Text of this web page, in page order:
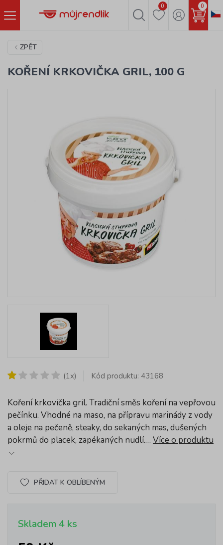
0 0
ZPĚT
KOŘENÍ KRKOVIČKA GRIL, 100 G
(1x) Kód produktu: 43168
Koření krkovička gril. Tradiční směs koření na vepřovou
pečínku. Vhodné na maso, na přípravu marinády z vody
a oleje na pečeně, steaky, do sekaných mas, dušených
pokrmů do placek, zapékaných nudlí.… Více o produktu
PŘIDAT K OBLÍBENÝM
Skladem 4 ks